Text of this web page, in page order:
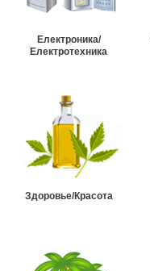
Електроника/
Електротехника
Здоровье/Красота